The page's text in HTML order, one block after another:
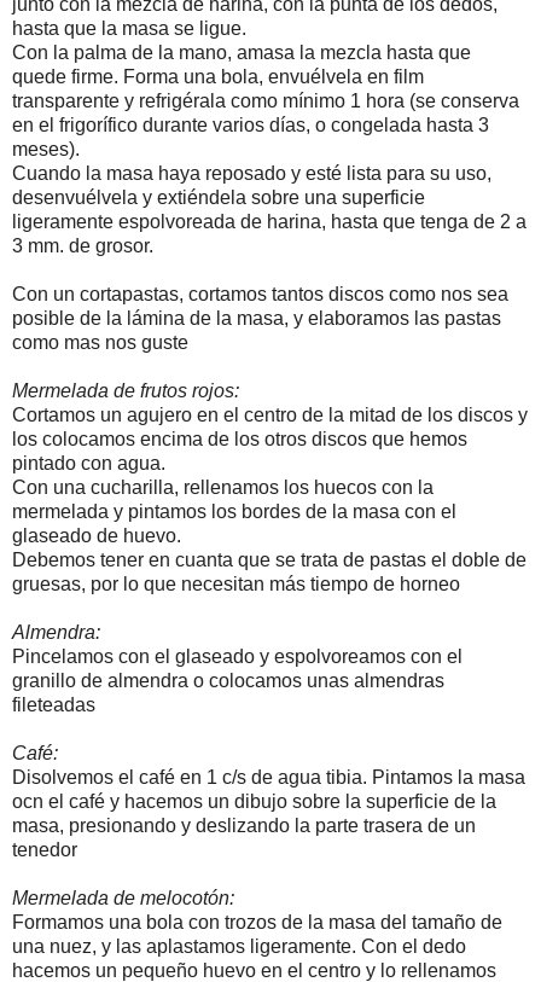
hasta que la masa se ligue.
Con la palma de la mano, amasa la mezcla hasta que
quede firme. Forma una bola, envuélvela en film
transparente y refrigérala como mínimo 1 hora (se conserva
en el frigorífico durante varios días, o congelada hasta 3
meses).
Cuando la masa haya reposado y esté lista para su uso,
desenvuélvela y extiéndela sobre una superficie
ligeramente espolvoreada de harina, hasta que tenga de 2 a
3 mm. de grosor.
Con un cortapastas, cortamos tantos discos como nos sea
posible de la lámina de la masa, y elaboramos las pastas
como mas nos guste
Mermelada de frutos rojos:
Cortamos un agujero en el centro de la mitad de los discos y
los colocamos encima de los otros discos que hemos
pintado con agua.
Con una cucharilla, rellenamos los huecos con la
mermelada y pintamos los bordes de la masa con el
glaseado de huevo.
Debemos tener en cuanta que se trata de pastas el doble de
gruesas, por lo que necesitan más tiempo de horneo
Almendra:
Pincelamos con el glaseado y espolvoreamos con el
granillo de almendra o colocamos unas almendras
fileteadas
Café:
Disolvemos el café en 1 c/s de agua tibia. Pintamos la masa
ocn el café y hacemos un dibujo sobre la superficie de la
masa, presionando y deslizando la parte trasera de un
tenedor
Mermelada de melocotón:
Formamos una bola con trozos de la masa del tamaño de
una nuez, y las aplastamos ligeramente. Con el dedo
hacemos un pequeño huevo en el centro y lo rellenamos